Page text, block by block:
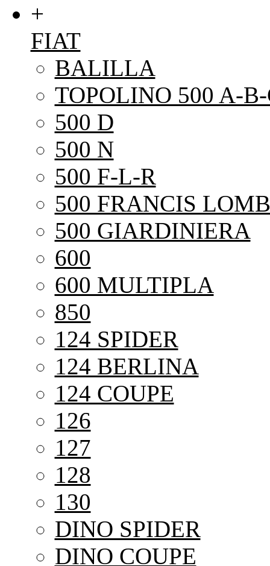
+
FIAT
BALILLA
TOPOLINO 500 A-
500 D
500 N
500 F-L-R
500 FRANCIS
500 GIARDINIERA
600
600 MULTIPLA
850
124 SPIDER
124 BERLINA
124 COUPE
126
127
128
130
DINO SPIDER
DINO COUPE